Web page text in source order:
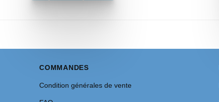
COMMANDES
Condition générales de vente